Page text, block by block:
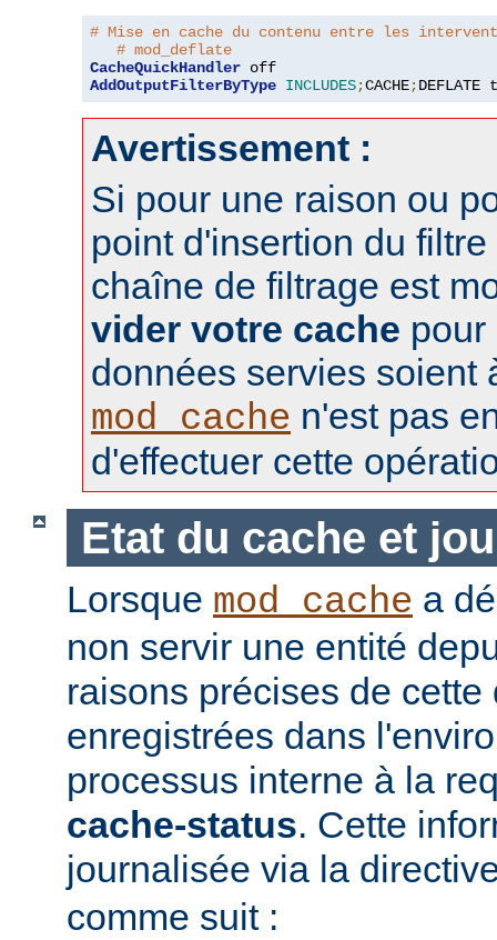
# Mise en cache du contenu entre les
# mod_deflate
CacheQuickHandler
AddOutputFilterByType INCLUDES;CACHE;DEFLATE
Avertissement :
Si pour une raison ou
point d'insertion du filtre
chaîne de filtrage est
vider votre cache pour
données servies soient
mod_cache n'est pas
d'effectuer cette
Etat du cache et
Lorsque mod_cache a
non servir une entité
raisons précises de cette
enregistrées dans
processus interne à la
cache-status. Cette
journalisée via la
comme suit :